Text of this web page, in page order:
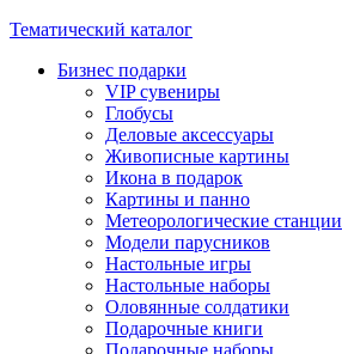
Тематический каталог
Бизнес подарки
VIP сувениры
Глобусы
Деловые аксессуары
Живописные картины
Икона в подарок
Картины и панно
Метеорологические станции
Модели парусников
Настольные игры
Настольные наборы
Оловянные солдатики
Подарочные книги
Подарочные наборы